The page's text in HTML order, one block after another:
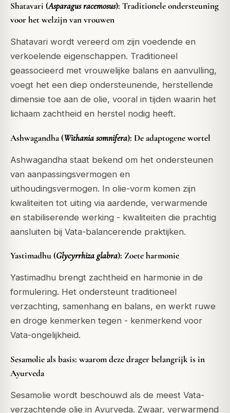
Shatavari (Asparagus racemosus): Traditionele ondersteuning
voor het welzijn van vrouwen
Shatavari wordt vereerd om zijn voedende en
verkoelende eigenschappen. Traditioneel
geassocieerd met vrouwelijke balans en aanvulling,
voegt het een diep ondersteunende, herstellende
dimensie toe aan de olie, vooral in tijden waarin het
lichaam zachtheid en herstel nodig heeft.
Ashwagandha (Withania somnifera): De adaptogene wortel
Ashwagandha staat bekend om het ondersteunen
van aanpassingsvermogen en
uithoudingsvermogen. In olie-vorm komen zijn
kwaliteiten tot uiting via aardende, verwarmende
en stabiliserende werking - kwaliteiten die prachtig
aansluiten bij Vata-balancerende praktijken.
Yastimadhu (Glycyrrhiza glabra): Zoete harmonie
Yastimadhu brengt zachtheid en harmonie in de
formulering. Het ondersteunt traditioneel
verzachting, samenhang en balans, en werkt ruwe
en droge kenmerken tegen - kenmerkend voor
Vata-ongelijkheid.
Sesamolie als basis: waarom deze drager belangrijk is in
Ayurveda
Sesamolie wordt beschouwd als de meest Vata-
verzachtende olie in Ayurveda. Zwaar, verwarmend